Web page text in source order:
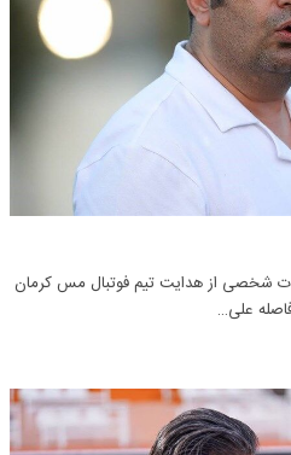
شخصی از هدایت تیم فوتبال مس کرمان
علی…